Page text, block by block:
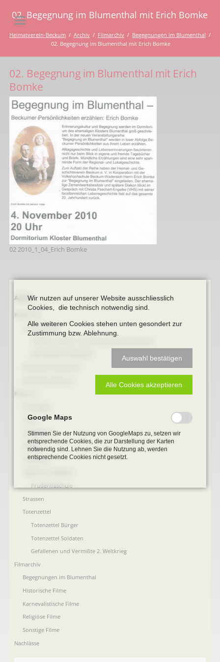
02. Begegnung im Blumenthal mit Erich Bomke
Heimatverein-Beckum Archiv Filmarchiv
Begegnungen im Blumenthal
02. Begegnung im Blumenthal mit Erich Bomke
02. Begegnung im Blumenthal mit Erich
Bomke
02 2010_1_04_Erich Bomke
Navigation
überspringen
Archiv
Bibliothek
Online Bücher
Bildarchiv
Fotos
Landkarten
Plakate
Postkarten
Prudentiaschule
Strassen
Totenzettel
Totenzettel Bürger
Totenzettel Soldaten
Gefallenen und Vermißte 2. Weltkrieg
Filmarchiv
Begegnungen im Blumenthal
Historische Filme
Karnevalistische Filme
Religiöse Filme
Sonstige Filme
Nachlässe
Wir nutzen auf unserer Website ausschliesslich
Cookies, die technisch notwendig sind.
Alle weiteren Cookies stehen unten gesondert zur
Zustimmung bzw. Ablehnung.
Auswahl bestätigen
Alle Cookies akzeptieren
Google Maps
Stimmen Sie der Nutzung von GoogleMaps zu, setzen wir
entsprechende Cookies, die zur Darstellung der Karten
notwendig sind. Lehnen Sie die Nutzung ab, werden
entsprechende Cookies nicht gesetzt.